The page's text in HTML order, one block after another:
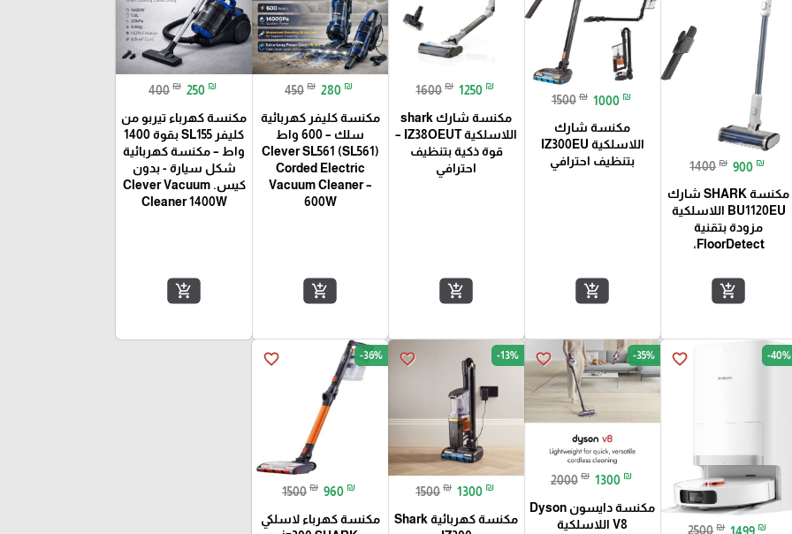
1400 ₪ 900 ₪
مكنسة SHARK شارك
BU1120EU اللاسلكية
مزودة بتقنية
FloorDetect،
add_shopping_cart
1500 ₪ 1000 ₪
مكنسة شارك
اللاسلكية IZ300EU
بتنظيف احترافي
add_shopping_cart
1600 ₪ 1250 ₪
مكنسة شارك shark
اللاسلكية IZ38OEUT –
قوة ذكية بتنظيف
احترافي
add_shopping_cart
450 ₪ 280 ₪
مكنسة كليفر كهربائية
سلك – 600 واط
(SL561) Clever SL561
Corded Electric
Vacuum Cleaner –
600W
add_shopping_cart
400 ₪ 250 ₪
مكنسة كهرباء تيربو من
كليفر SL155 بقوة 1400
واط – مكنسة كهربائية
شكل سيارة - بدون
كيس. Clever Vacuum
Cleaner 1400W
add_shopping_cart
favorite_border -40%
2500 ₪ 1499 ₪
favorite_border -35%
2000 ₪ 1300 ₪
مكنسة دايسون Dyson
V8 اللاسلكية
favorite_border -13%
1500 ₪ 1300 ₪
مكنسة كهربائية Shark
favorite_border -36%
1500 ₪ 960 ₪
مكنسة كهرباء لاسلكي